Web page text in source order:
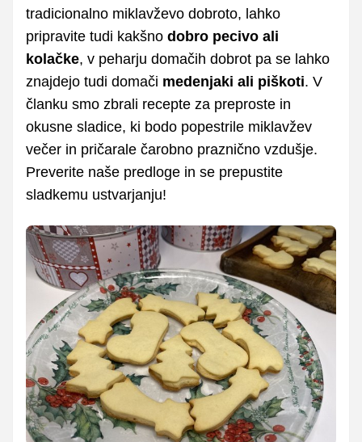
tradicionalno miklavževo dobroto, lahko
pripravite tudi kakšno dobro pecivo ali
kolačke, v peharju domačih dobrot pa se lahko
znajdejo tudi domači medenjaki ali piškoti. V
članku smo zbrali recepte za preproste in
okusne sladice, ki bodo popestrile miklavžev
večer in pričarale čarobno praznično vzdušje.
Preverite naše predloge in se prepustite
sladkemu ustvarjanju!